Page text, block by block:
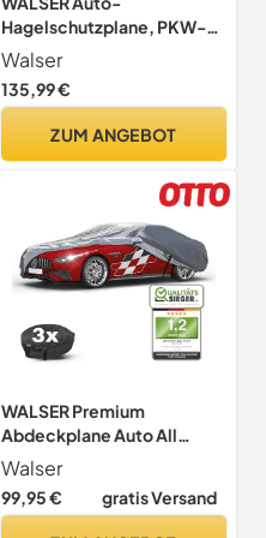
Hagelschutzplane, PKW-
Hagelschutzgarage
wasserdicht, Auto-
Abdeckplane Perma
PKW-Abdeckung,
Walser
135,99 €
ZUM ANGEBOT
WALSER Premium
Abdeckplane Auto All
Weather Plus
Qualitätssieger Sehr Gut*,
Abdeckplane wasserdicht,
Walser
99,95 € gratis Versand